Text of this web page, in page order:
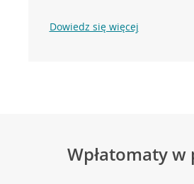
Dowiedz się więcej
Wpłatomaty w